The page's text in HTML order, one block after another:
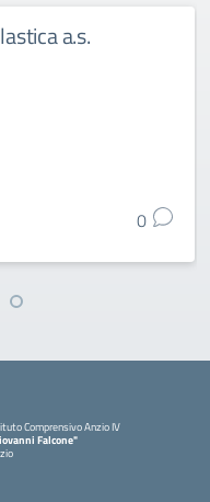
a.s.
0
Comprensivo Anzio IV
Falcone"